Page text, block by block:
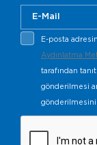
E-posta
Aydınlatma
tarafından
gönderilmesi
gönderilmesini